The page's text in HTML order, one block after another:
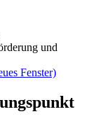
und
Fenster)